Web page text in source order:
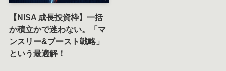
【NISA 成長投資枠】一括
か積立かで迷わない。「マ
ンスリー&ブースト戦略」
という最適解！